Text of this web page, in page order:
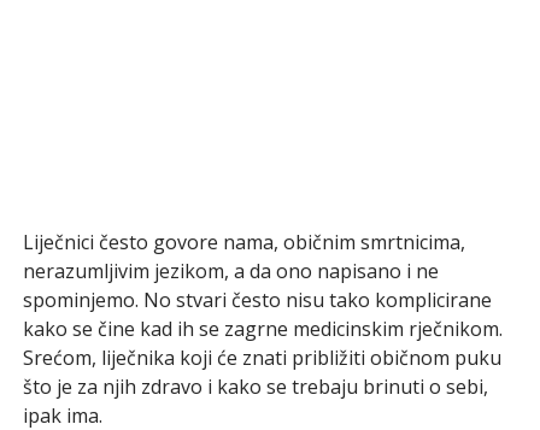
Liječnici često govore nama, običnim smrtnicima,
nerazumljivim jezikom, a da ono napisano i ne
spominjemo. No stvari često nisu tako komplicirane
kako se čine kad ih se zagrne medicinskim rječnikom.
Srećom, liječnika koji će znati približiti običnom puku
što je za njih zdravo i kako se trebaju brinuti o sebi,
ipak ima.